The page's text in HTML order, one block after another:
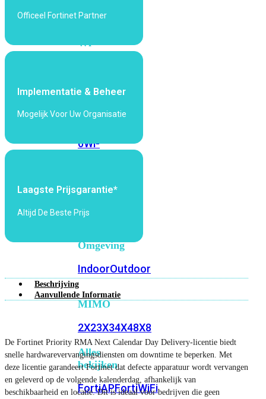
bekijken
Wi-
Wi-
5Wi-
6Wi-
7
Wi-
Omgeving
IndoorOutdoor
MIMO
2X23X34X48X8
Alles
bekijken
FortiAPFortiWiFi
Officeel Fortinet Partner
Implementatie & Beheer
Mogelijk Voor Uw Organisatie
Laagste Prijsgarantie*
Altijd De Beste Prijs
Beschrijving
Aanvullende Informatie
De Fortinet Priority RMA Next Calendar Day Delivery-licentie biedt
snelle hardwarevervangingsdiensten om downtime te beperken. Met
deze licentie garandeert Fortinet dat defecte apparatuur wordt vervangen
en geleverd op de volgende kalenderdag, afhankelijk van
beschikbaarheid en locatie. Dit is ideaal voor bedrijven die geen